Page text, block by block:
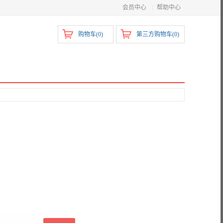
会员中心 帮助中心
第三方购物车(0)
购物车(0)